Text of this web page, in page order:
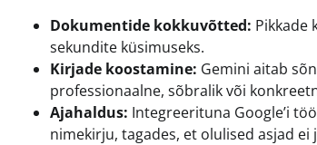
Dokumentide kokkuvõtted: Pikkade
sekundite küsimuseks.
Kirjade koostamine: Gemini aitab
professionaalne, sõbralik või
Ajahaldus: Integreerituna Google’i
nimekirju, tagades, et olulised asjad ei